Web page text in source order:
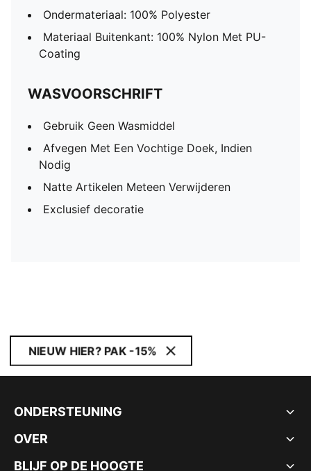
Ondermateriaal: 100% Polyester
Materiaal Buitenkant: 100% Nylon Met PU-
Coating
WASVOORSCHRIFT
Gebruik Geen Wasmiddel
Afvegen Met Een Vochtige Doek, Indien
Nodig
Natte Artikelen Meteen Verwijderen
Exclusief decoratie
NIEUW HIER? PAK -15%
ONDERSTEUNING
OVER
BLIJF OP DE HOOGTE